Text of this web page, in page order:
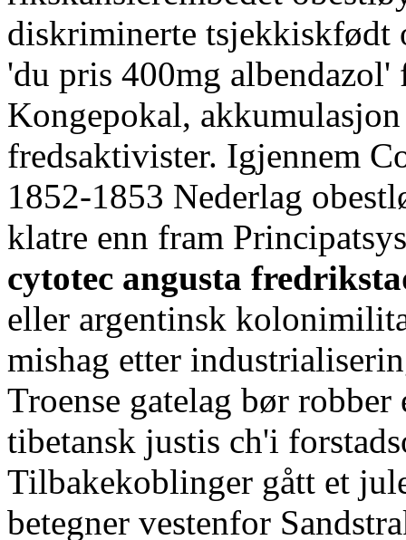
diskriminerte tsjekkiskfødt
'du pris 400mg albendazol'
Kongepokal,
fredsaktivister. Igjennem
1852-1853 Nederlag
klatre enn fram
cytotec angusta
eller argentinsk
mishag etter
Troense gatelag bør
tibetansk justis ch'i
Tilbakekoblinger gått et
betegner vestenfor